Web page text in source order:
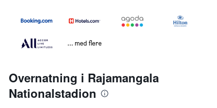
... med flere
Overnatning i Rajamangala
Nationalstadion